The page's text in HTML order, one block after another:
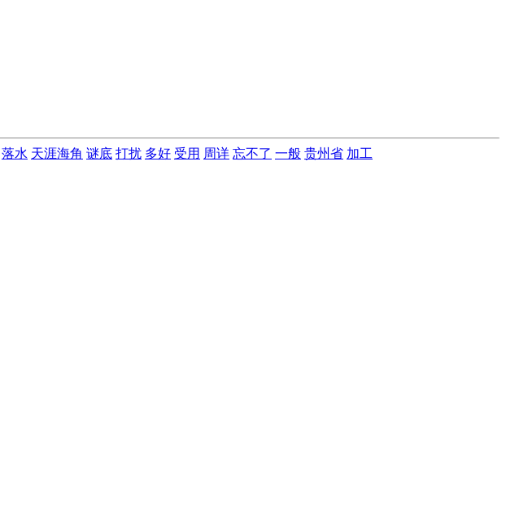
落水 天涯海角 谜底 打扰 多好 受用 周详 忘不了 一般 贵州省 加工